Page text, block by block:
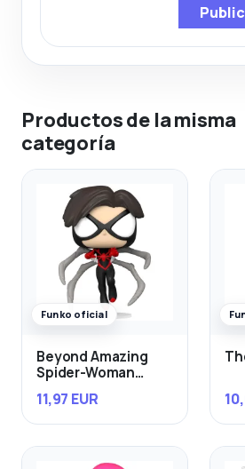
Productos de la misma
categoría
Funko oficial
Beyond Amazing
Spider-Woman
Exclusivo
11,97 EUR